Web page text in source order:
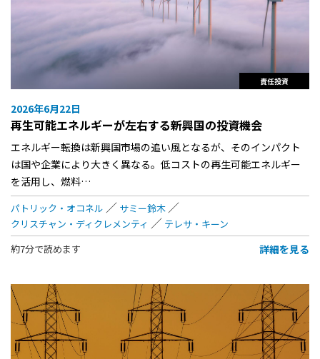
責任投資
2026年6月22日
再生可能エネルギーが左右する新興国の投資機会
エネルギー転換は新興国市場の追い風となるが、そのインパクト
は国や企業により大きく異なる。低コストの再生可能エネルギー
を活用し、燃料…
パトリック・オコネル
サミー鈴木
クリスチャン・ディクレメンティ
テレサ・キーン
約7分で読めます
詳細を見る